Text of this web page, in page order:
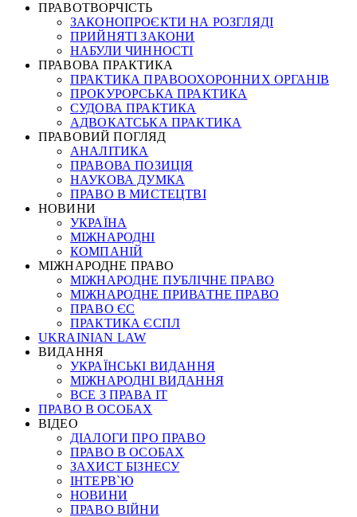
ПРАВОТВОРЧІСТЬ
ЗАКОНОПРОЄКТИ НА РОЗГЛЯДІ
ПРИЙНЯТІ ЗАКОНИ
НАБУЛИ ЧИННОСТІ
ПРАВОВА ПРАКТИКА
ПРАКТИКА ПРАВООХОРОННИХ ОРГАНІВ
ПРОКУРОРСЬКА ПРАКТИКА
СУДОВА ПРАКТИКА
АДВОКАТСЬКА ПРАКТИКА
ПРАВОВИЙ ПОГЛЯД
АНАЛІТИКА
ПРАВОВА ПОЗИЦІЯ
НАУКОВА ДУМКА
ПРАВО В МИСТЕЦТВІ
НОВИНИ
УКРАЇНА
МІЖНАРОДНІ
КОМПАНІЙ
МІЖНАРОДНЕ ПРАВО
МІЖНАРОДНЕ ПУБЛІЧНЕ ПРАВО
МІЖНАРОДНЕ ПРИВАТНЕ ПРАВО
ПРАВО ЄС
ПРАКТИКА ЄСПЛ
UKRAINIAN LAW
ВИДАННЯ
УКРАЇНСЬКІ ВИДАННЯ
МІЖНАРОДНІ ВИДАННЯ
ВСЕ З ПРАВА ІТ
ПРАВО В ОСОБАХ
ВІДЕО
ДІАЛОГИ ПРО ПРАВО
ПРАВО В ОСОБАХ
ЗАХИСТ БІЗНЕСУ
ІНТЕРВ`Ю
НОВИНИ
ПРАВО ВІЙНИ